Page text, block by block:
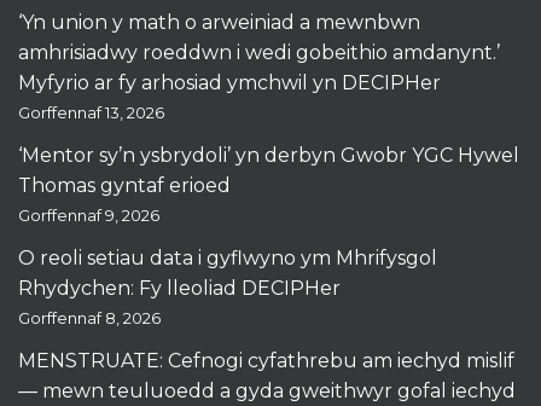
‘Yn union y math o arweiniad a mewnbwn
amhrisiadwy roeddwn i wedi gobeithio amdanynt.’
Myfyrio ar fy arhosiad ymchwil yn DECIPHer
Gorffennaf 13, 2026
‘Mentor sy’n ysbrydoli’ yn derbyn Gwobr YGC Hywel
Thomas gyntaf erioed
Gorffennaf 9, 2026
O reoli setiau data i gyflwyno ym Mhrifysgol
Rhydychen: Fy lleoliad DECIPHer
Gorffennaf 8, 2026
MENSTRUATE: Cefnogi cyfathrebu am iechyd mislif
— mewn teuluoedd a gyda gweithwyr gofal iechyd